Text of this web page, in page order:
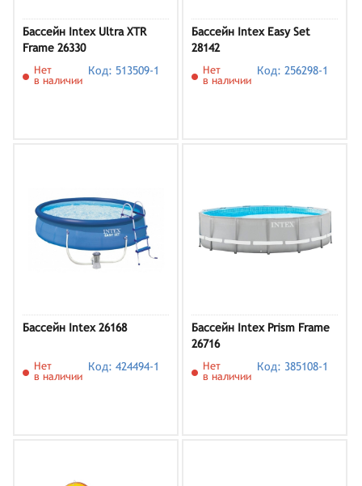
Бассейн Intex Ultra XTR
Frame 26330
Нет
в наличии
Код: 513509-1
Бассейн Intex Easy Set
28142
Нет
в наличии
Код: 256298-1
Бассейн Intex 26168
Нет
в наличии
Код: 424494-1
Бассейн Intex Prism Frame
26716
Нет
в наличии
Код: 385108-1